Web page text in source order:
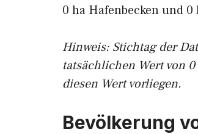
0 ha Hafenbecken und 0
Hinweis: Stichtag der
tatsächlichen Wert von
diesen Wert vorliegen.
Bevölkerung